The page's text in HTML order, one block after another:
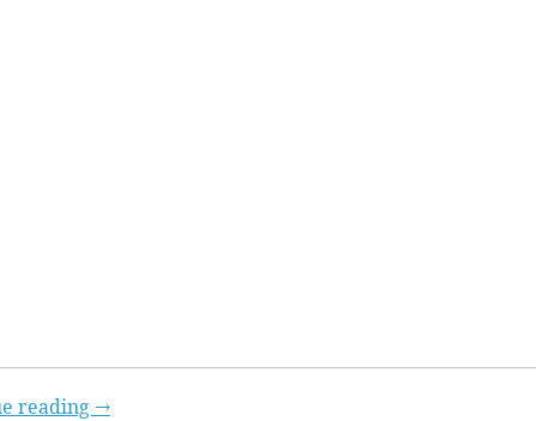
reading →